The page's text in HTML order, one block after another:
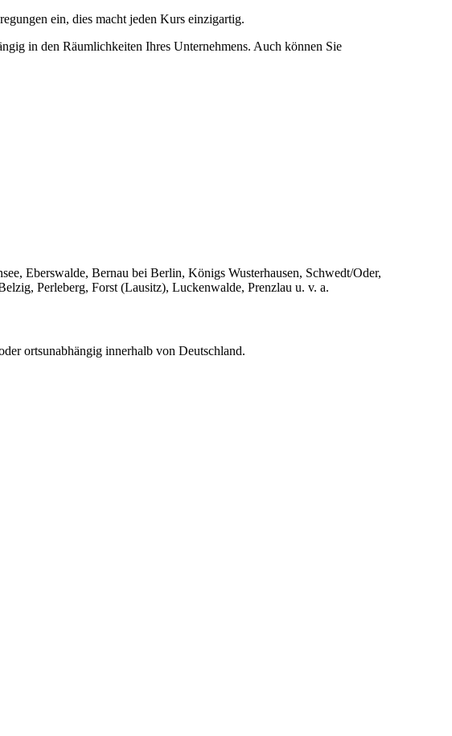
ein, dies macht jeden Kurs einzigartig.
in den Räumlichkeiten Ihres Unternehmens. Auch können Sie
Eberswalde, Bernau bei Berlin, Königs Wusterhausen, Schwedt/Oder,
Perleberg, Forst (Lausitz), Luckenwalde, Prenzlau u. v. a.
ortsunabhängig innerhalb von Deutschland.